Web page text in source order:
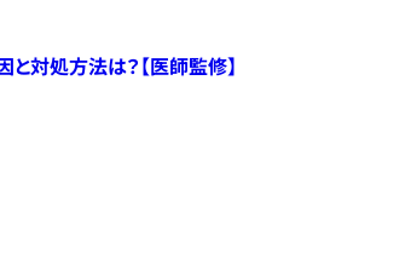
対処方法は？【医師監修】